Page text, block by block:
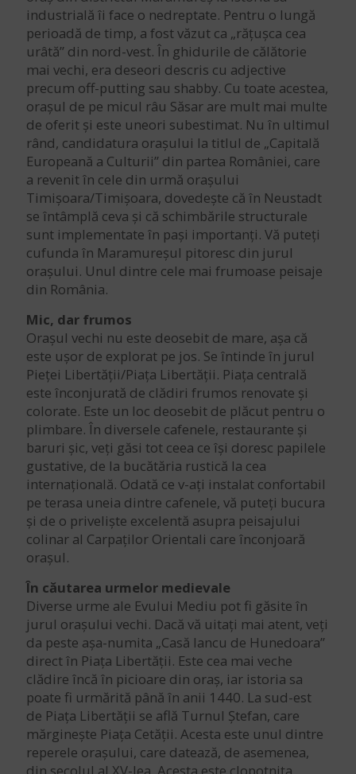
industrială îi face o nedreptate. Pentru o lungă
perioadă de timp, a fost văzut ca „rățușca cea
urâtă” din nord-vest. În ghidurile de călătorie
mai vechi, era deseori descris cu adjective
precum off-putting sau shabby. Cu toate acestea,
orașul de pe micul râu Săsar are mult mai multe
de oferit și este uneori subestimat. Nu în ultimul
rând, candidatura orașului la titlul de „Capitală
Europeană a Culturii” din partea României, care
a revenit în cele din urmă orașului
Timișoara/Timișoara, dovedește că în Neustadt
se întâmplă ceva și că schimbările structurale
sunt implementate în pași importanți. Vă puteți
cufunda în Maramureșul pitoresc din jurul
orașului. Unul dintre cele mai frumoase peisaje
din România.
Mic, dar frumos
Orașul vechi nu este deosebit de mare, așa că
este ușor de explorat pe jos. Se întinde în jurul
Pieței Libertății/Piața Libertății. Piața centrală
este înconjurată de clădiri frumos renovate și
colorate. Este un loc deosebit de plăcut pentru o
plimbare. În diversele cafenele, restaurante și
baruri șic, veți găsi tot ceea ce își doresc papilele
gustative, de la bucătăria rustică la cea
internațională. Odată ce v-ați instalat confortabil
pe terasa uneia dintre cafenele, vă puteți bucura
și de o priveliște excelentă asupra peisajului
colinar al Carpaților Orientali care înconjoară
orașul.
În căutarea urmelor medievale
Diverse urme ale Evului Mediu pot fi găsite în
jurul orașului vechi. Dacă vă uitați mai atent, veți
da peste așa-numita „Casă Iancu de Hunedoara”
direct în Piața Libertății. Este cea mai veche
clădire încă în picioare din oraș, iar istoria sa
poate fi urmărită până în anii 1440. La sud-est
de Piața Libertății se află Turnul Ștefan, care
mărginește Piața Cetății. Acesta este unul dintre
reperele orașului, care datează, de asemenea,